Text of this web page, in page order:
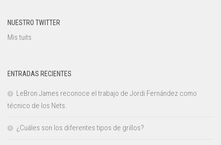
NUESTRO TWITTER
Mis tuits
ENTRADAS RECIENTES
LeBron James reconoce el trabajo de Jordi Fernández como
técnico de los Nets.
¿Cuáles son los diferentes tipos de grillos?